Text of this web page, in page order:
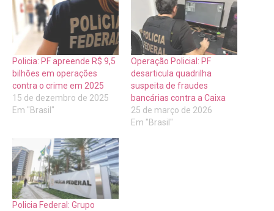
Policia: PF apreende R$ 9,5
bilhões em operações
contra o crime em 2025
15 de dezembro de 2025
Em "Brasil"
Operação Policial: PF
desarticula quadrilha
suspeita de fraudes
bancárias contra a Caixa
25 de março de 2026
Em "Brasil"
Policia Federal: Grupo